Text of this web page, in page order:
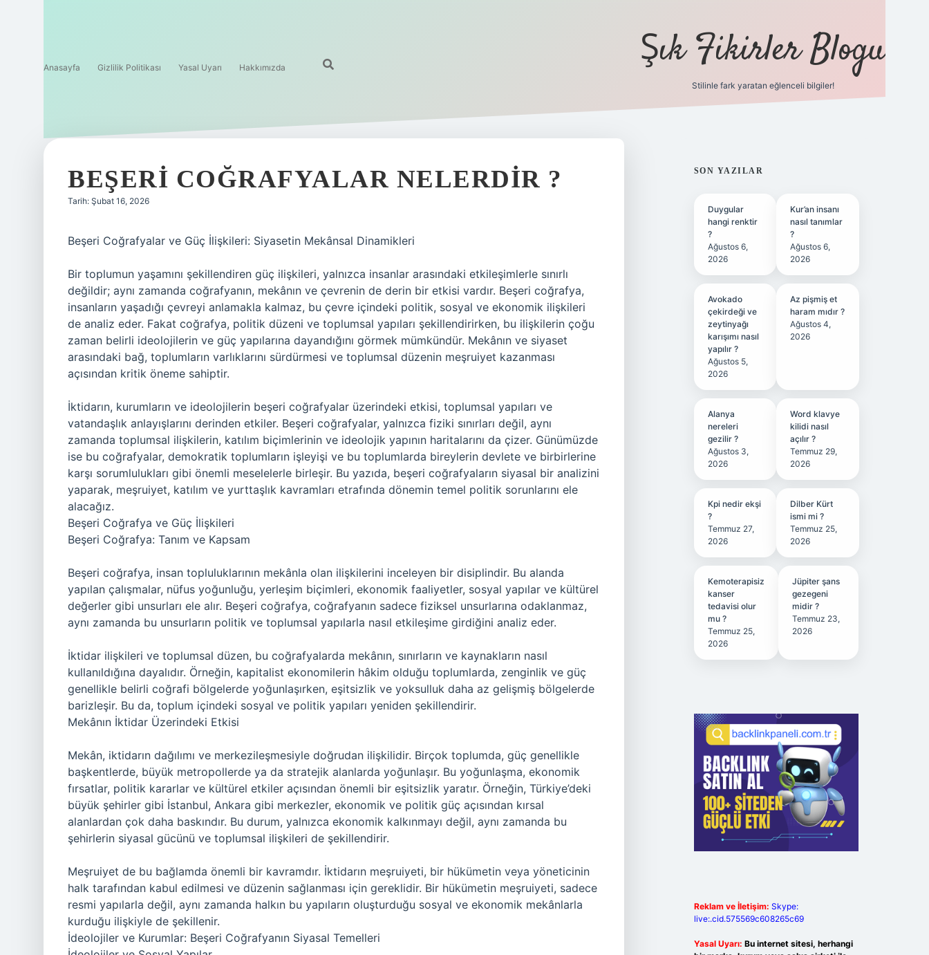
Anasayfa Gizlilik Politikası Yasal Uyarı Hakkımızda Şık Fikirler Blogu
Stilinle fark yaratan eğlenceli bilgiler!
BEŞERI COĞRAFYALAR NELERDIR ?
Tarih: Şubat 16, 2026
Beşeri Coğrafyalar ve Güç İlişkileri: Siyasetin Mekânsal Dinamikleri
Bir toplumun yaşamını şekillendiren güç ilişkileri, yalnızca insanlar arasındaki etkileşimlerle sınırlı
değildir; aynı zamanda coğrafyanın, mekânın ve çevrenin de derin bir etkisi vardır. Beşeri coğrafya,
insanların yaşadığı çevreyi anlamakla kalmaz, bu çevre içindeki politik, sosyal ve ekonomik ilişkileri
de analiz eder. Fakat coğrafya, politik düzeni ve toplumsal yapıları şekillendirirken, bu ilişkilerin çoğu
zaman belirli ideolojilerin ve güç yapılarına dayandığını görmek mümkündür. Mekânın ve siyaset
arasındaki bağ, toplumların varlıklarını sürdürmesi ve toplumsal düzenin meşruiyet kazanması
açısından kritik öneme sahiptir.
İktidarın, kurumların ve ideolojilerin beşeri coğrafyalar üzerindeki etkisi, toplumsal yapıları ve
vatandaşlık anlayışlarını derinden etkiler. Beşeri coğrafyalar, yalnızca fiziki sınırları değil, aynı
zamanda toplumsal ilişkilerin, katılım biçimlerinin ve ideolojik yapının haritalarını da çizer. Günümüzde
ise bu coğrafyalar, demokratik toplumların işleyişi ve bu toplumlarda bireylerin devlete ve birbirlerine
karşı sorumlulukları gibi önemli meselelerle birleşir. Bu yazıda, beşeri coğrafyaların siyasal bir analizini
yaparak, meşruiyet, katılım ve yurttaşlık kavramları etrafında dönemin temel politik sorunlarını ele
alacağız.
Beşeri Coğrafya ve Güç İlişkileri
Beşeri Coğrafya: Tanım ve Kapsam
Beşeri coğrafya, insan topluluklarının mekânla olan ilişkilerini inceleyen bir disiplindir. Bu alanda
yapılan çalışmalar, nüfus yoğunluğu, yerleşim biçimleri, ekonomik faaliyetler, sosyal yapılar ve kültürel
değerler gibi unsurları ele alır. Beşeri coğrafya, coğrafyanın sadece fiziksel unsurlarına odaklanmaz,
aynı zamanda bu unsurların politik ve toplumsal yapılarla nasıl etkileşime girdiğini analiz eder.
İktidar ilişkileri ve toplumsal düzen, bu coğrafyalarda mekânın, sınırların ve kaynakların nasıl
kullanıldığına dayalıdır. Örneğin, kapitalist ekonomilerin hâkim olduğu toplumlarda, zenginlik ve güç
genellikle belirli coğrafi bölgelerde yoğunlaşırken, eşitsizlik ve yoksulluk daha az gelişmiş bölgelerde
barizleşir. Bu da, toplum içindeki sosyal ve politik yapıları yeniden şekillendirir.
Mekânın İktidar Üzerindeki Etkisi
Mekân, iktidarın dağılımı ve merkezileşmesiyle doğrudan ilişkilidir. Birçok toplumda, güç genellikle
başkentlerde, büyük metropollerde ya da stratejik alanlarda yoğunlaşır. Bu yoğunlaşma, ekonomik
fırsatlar, politik kararlar ve kültürel etkiler açısından önemli bir eşitsizlik yaratır. Örneğin, Türkiye’deki
büyük şehirler gibi İstanbul, Ankara gibi merkezler, ekonomik ve politik güç açısından kırsal
alanlardan çok daha baskındır. Bu durum, yalnızca ekonomik kalkınmayı değil, aynı zamanda bu
şehirlerin siyasal gücünü ve toplumsal ilişkileri de şekillendirir.
Meşruiyet de bu bağlamda önemli bir kavramdır. İktidarın meşruiyeti, bir hükümetin veya yöneticinin
halk tarafından kabul edilmesi ve düzenin sağlanması için gereklidir. Bir hükümetin meşruiyeti, sadece
resmi yapılarla değil, aynı zamanda halkın bu yapıların oluşturduğu sosyal ve ekonomik mekânlarla
kurduğu ilişkiyle de şekillenir.
İdeolojiler ve Kurumlar: Beşeri Coğrafyanın Siyasal Temelleri
SIDEBAR
SON YAZILAR
Duygular
hangi renktir
?
Ağustos 6,
2026
Kur’an insanı
nasıl tanımlar
?
Ağustos 6,
2026
Avokado
çekirdeği ve
zeytinyağı
karışımı nasıl
yapılır ?
Ağustos 5,
2026
Az pişmiş et
haram mıdır ?
Ağustos 4,
2026
Alanya
nereleri
gezilir ?
Ağustos 3,
2026
Word klavye
kilidi nasıl
açılır ?
Temmuz 29,
2026
Kpi nedir ekşi
?
Temmuz 27,
2026
Dilber Kürt
ismi mi ?
Temmuz 25,
2026
Kemoterapisiz
kanser
tedavisi olur
mu ?
Temmuz 25,
2026
Jüpiter şans
gezegeni
midir ?
Temmuz 23,
2026
Reklam ve İletişim: Skype:
live:.cid.575569c608265c69
Yasal Uyarı: Bu internet sitesi, herhangi